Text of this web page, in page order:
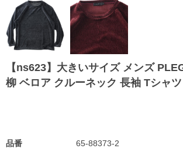
【ns623】大きいサイズ メンズ
柳 ベロア クルーネック 長袖 Tシャ
品番 65-88373-2